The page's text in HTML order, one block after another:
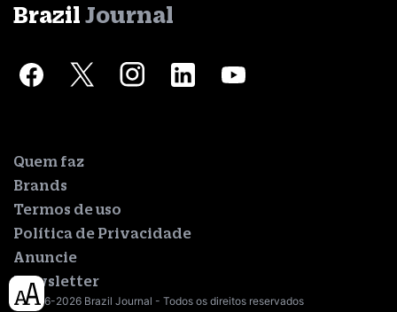
Brazil Journal
Quem faz
Brands
Termos de uso
Política de Privacidade
Anuncie
Newsletter
© 2016-2026 Brazil Journal - Todos os direitos reservados